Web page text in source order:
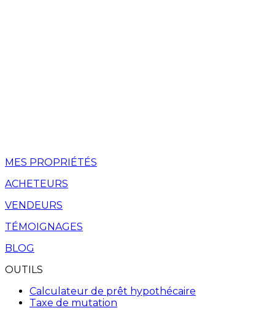
MES PROPRIÉTÉS
ACHETEURS
VENDEURS
TÉMOIGNAGES
BLOG
OUTILS
Calculateur de prêt hypothécaire
Taxe de mutation